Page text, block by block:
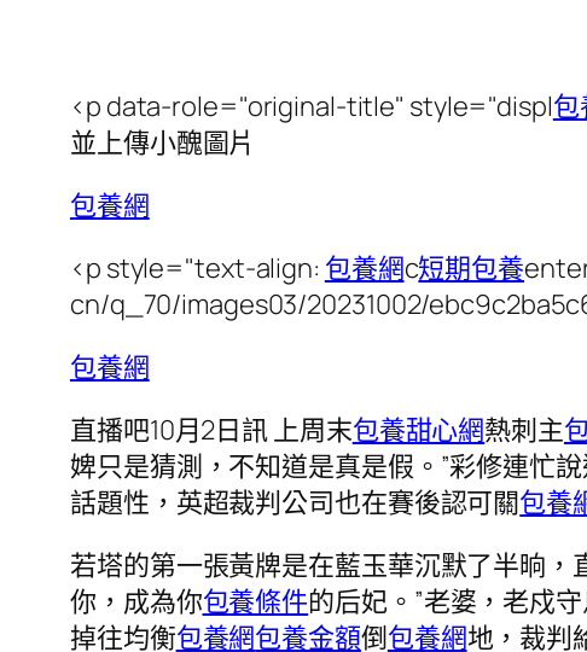
<p data-role="original-title" style="displ包
並上傳小醜圖片
包養網
<p style="text-align: 包養網c短期包養
cn/q_70/images03/20231002/
包養網
直播吧10月2日訊 上周末包養甜心網熱刺主
婢只是猜測，不知道是真是假。”彩修連忙
話題性，英超裁判公司也在賽後認可關包養
若塔的第一張黃牌是在藍玉華沉默了半晌
你，成為你包養條件的后妃。”老婆，老戍
掉往均衡包養網包養金額倒包養網地，裁判